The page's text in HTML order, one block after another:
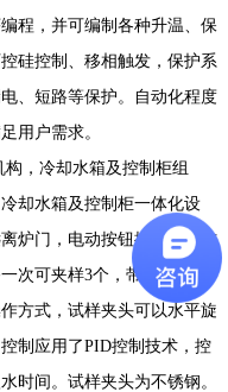
程，并可编制各种升温、保
硅控制、移相触发，保护系
、短路等保护。自动化程度
用户需求。
，冷却水箱及控制柜组
却水箱及控制柜一体化设
炉门 ，电动按钮操作，以防
次可夹样3个，带轨道，可
方式，试样夹头可以水平旋
制应用了PID控制技术，控
时间。试样夹头为不锈钢。